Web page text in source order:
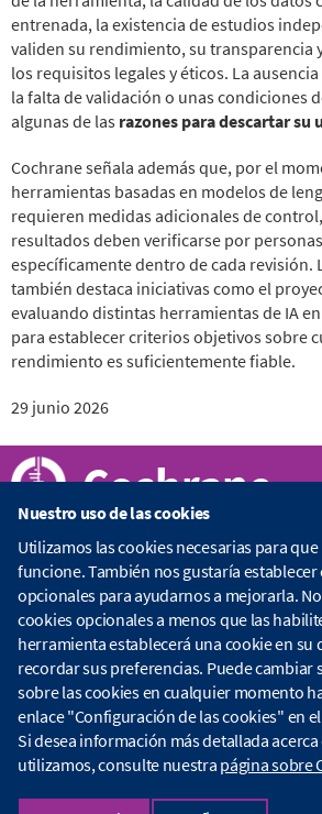
entrenada, la existencia de estudios
validen su rendimiento, su transparencia
los requisitos legales y éticos. La
la falta de validación o unas condiciones
algunas de las razones para descartar su
Cochrane señala además que, por el
herramientas basadas en modelos de
requieren medidas adicionales de
resultados deben verificarse por
específicamente dentro de cada revisión.
también destaca iniciativas como el
evaluando distintas herramientas de IA
para establecer criterios objetivos sobre
rendimiento es suficientemente fiable.
29 junio 2026
Cochrane
Acerca de Cochrane
C
o
c
h
r
a
n
e
Publicaciones
B
i
b
l
i
Datos de contacto
C
Copyright © 2026 The Cochrane Collaboration
Nuestro uso de las cookies
Utilizamos las cookies necesarias para
funcione. También nos gustaría
opcionales para ayudarnos a mejorarla.
cookies opcionales a menos que las
herramienta establecerá una cookie en su
recordar sus preferencias. Puede cambiar
sobre las cookies en cualquier momento
enlace "Configuración de las cookies" en
Si desea información más detallada
utilizamos, consulte nuestra página sobre